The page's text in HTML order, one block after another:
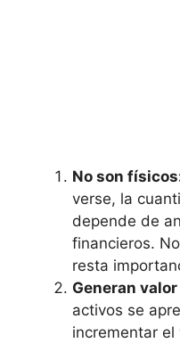
No son
verse, ⁤la
depende de
financieros.
resta
Generan
activos se
incrementar